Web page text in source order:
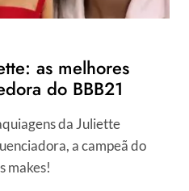
as melhores
do BBB21
da Juliette
a campeã do
makes!